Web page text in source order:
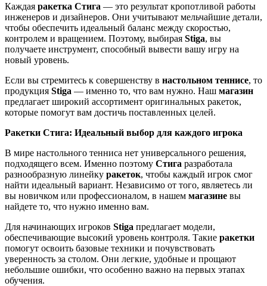
Каждая ракетка Стига — это результат кропотливой работы
инженеров и дизайнеров. Они учитывают мельчайшие детали,
чтобы обеспечить идеальный баланс между скоростью,
контролем и вращением. Поэтому, выбирая Stiga, вы
получаете инструмент, способный вывести вашу игру на
новый уровень.
Если вы стремитесь к совершенству в настольном теннисе, то
продукция Stiga — именно то, что вам нужно. Наш магазин
предлагает широкий ассортимент оригинальных ракеток,
которые помогут вам достичь поставленных целей.
Ракетки Стига: Идеальный выбор для каждого игрока
В мире настольного тенниса нет универсального решения,
подходящего всем. Именно поэтому Стига разработала
разнообразную линейку ракеток, чтобы каждый игрок смог
найти идеальный вариант. Независимо от того, являетесь ли
вы новичком или профессионалом, в нашем магазине вы
найдете то, что нужно именно вам.
Для начинающих игроков Stiga предлагает модели,
обеспечивающие высокий уровень контроля. Такие ракетки
помогут освоить базовые техники и почувствовать
уверенность за столом. Они легкие, удобные и прощают
небольшие ошибки, что особенно важно на первых этапах
обучения.